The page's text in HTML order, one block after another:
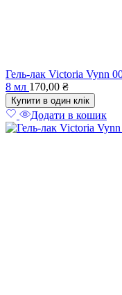
Гель-лак Victoria Vynn
8 мл 170,00 ₴
Купити в один клік
Додати в кошик